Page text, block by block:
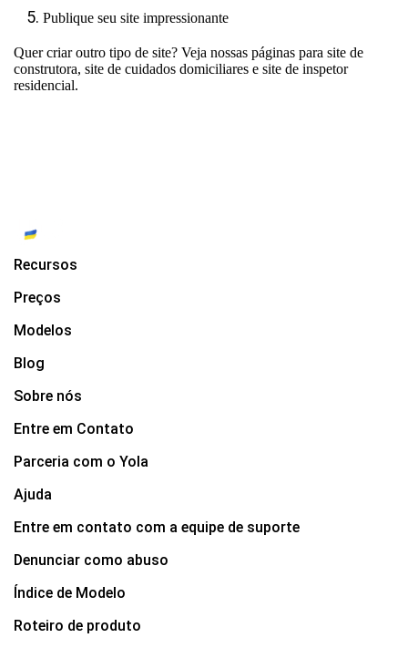
Publique seu site impressionante
Quer criar outro tipo de site? Veja nossas páginas para site de
construtora, site de cuidados domiciliares e site de inspetor
residencial.
Recursos
Preços
Modelos
Blog
Sobre nós
Entre em Contato
Parceria com o Yola
Ajuda
Entre em contato com a equipe de suporte
Denunciar como abuso
Índice de Modelo
Roteiro de produto